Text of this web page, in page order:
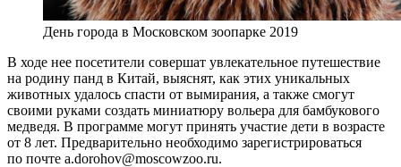
День города в Московском зоопарке 2019
В ходе нее посетители совершат увлекательное путешествие
на родину панд в Китай, выяснят, как этих уникальных
животных удалось спасти от вымирания, а также смогут
своими руками создать миниатюру вольера для бамбукового
медведя. В программе могут принять участие дети в возрасте
от 8 лет. Предварительно необходимо зарегистрироваться
по почте a.dorohov@moscowzoo.ru.